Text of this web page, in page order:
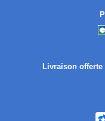
Livraison offerte